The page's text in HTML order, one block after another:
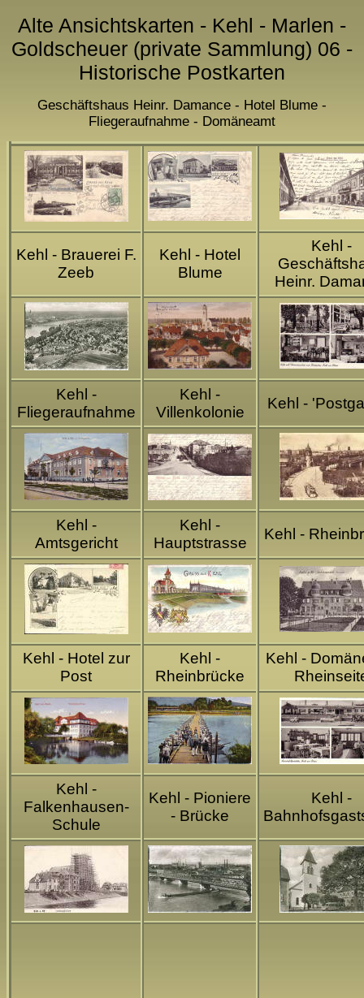
Alte Ansichtskarten - Kehl - Marlen -
Goldscheuer (private Sammlung) 06 -
Historische Postkarten
Geschäftshaus Heinr. Damance - Hotel Blume -
Fliegeraufnahme - Domäneamt
Kehl - Brauerei F.
Zeeb
Kehl - Hotel
Blume
Kehl -
Heinr.
Kehl -
Fliegeraufnahme
Kehl -
Villenkolonie
Kehl -
Kehl -
Amtsgericht
Kehl -
Hauptstrasse
Kehl -
Kehl - Hotel zur
Post
Kehl -
Rheinbrücke
Kehl -
Kehl -
Falkenhausen-
Schule
Kehl - Pioniere
- Brücke
Kehl -